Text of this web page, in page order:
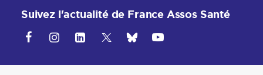
Suivez l'actualité de France Assos Santé